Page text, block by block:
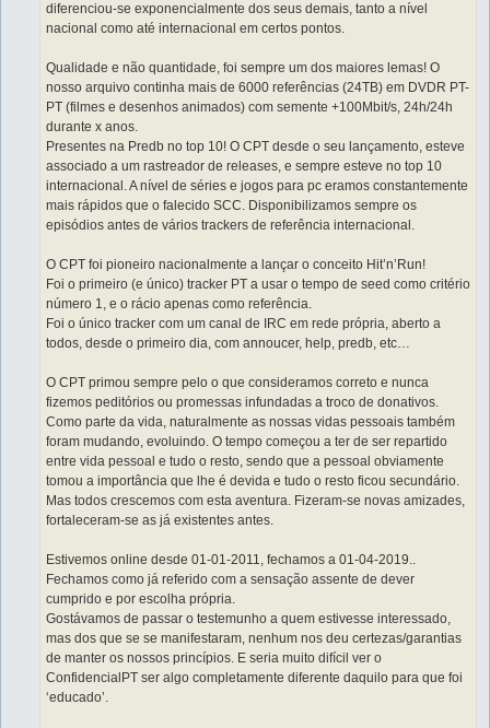
diferenciou-se exponencialmente dos seus demais, tanto a nível
nacional como até internacional em certos pontos.
Qualidade e não quantidade, foi sempre um dos maiores lemas! O
nosso arquivo continha mais de 6000 referências (24TB) em DVDR PT-
PT (filmes e desenhos animados) com semente +100Mbit/s, 24h/24h
durante x anos.
Presentes na Predb no top 10! O CPT desde o seu lançamento, esteve
associado a um rastreador de releases, e sempre esteve no top 10
internacional. A nível de séries e jogos para pc eramos constantemente
mais rápidos que o falecido SCC. Disponibilizamos sempre os
episódios antes de vários trackers de referência internacional.
O CPT foi pioneiro nacionalmente a lançar o conceito Hit’n’Run!
Foi o primeiro (e único) tracker PT a usar o tempo de seed como critério
número 1, e o rácio apenas como referência.
Foi o único tracker com um canal de IRC em rede própria, aberto a
todos, desde o primeiro dia, com annoucer, help, predb, etc…
O CPT primou sempre pelo o que consideramos correto e nunca
fizemos peditórios ou promessas infundadas a troco de donativos.
Como parte da vida, naturalmente as nossas vidas pessoais também
foram mudando, evoluindo. O tempo começou a ter de ser repartido
entre vida pessoal e tudo o resto, sendo que a pessoal obviamente
tomou a importância que lhe é devida e tudo o resto ficou secundário.
Mas todos crescemos com esta aventura. Fizeram-se novas amizades,
fortaleceram-se as já existentes antes.
Estivemos online desde 01-01-2011, fechamos a 01-04-2019..
Fechamos como já referido com a sensação assente de dever
cumprido e por escolha própria.
Gostávamos de passar o testemunho a quem estivesse interessado,
mas dos que se se manifestaram, nenhum nos deu certezas/garantias
de manter os nossos princípios. E seria muito difícil ver o
ConfidencialPT ser algo completamente diferente daquilo para que foi
‘educado’.